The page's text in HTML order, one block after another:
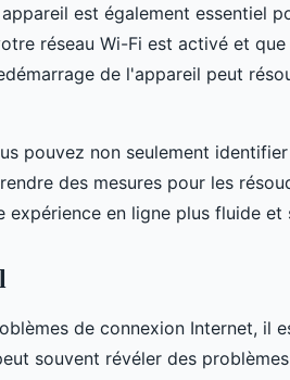
est également essentiel
réseau Wi-Fi est activé et
de l'appareil peut
pouvez non seulement
des mesures pour les
en ligne plus fluide et
de connexion Internet, il
souvent révéler des